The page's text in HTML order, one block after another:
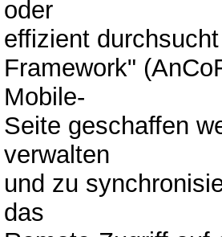
oder
effizient
Framework"
Mobile-
Seite geschaffen
verwalten
und zu
das